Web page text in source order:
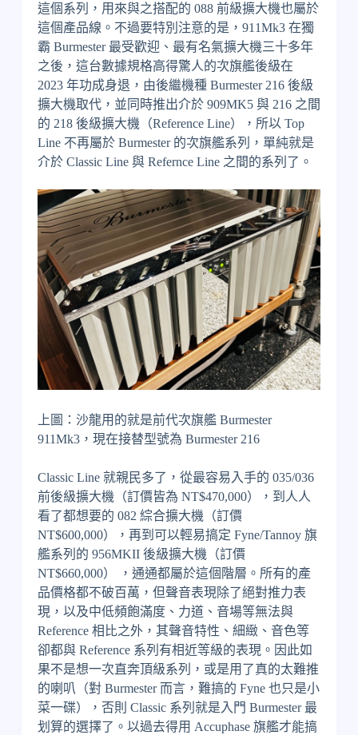
這個系列，用來與之搭配的 088 前級擴大機也屬於
這個產品線。不過要特別注意的是，911Mk3 在獨
霸 Burmester 最受歡迎、最有名氣擴大機三十多年
之後，這台數據規格高得驚人的次旗艦後級在
2023 年功成身退，由後繼機種 Burmester 216 後級
擴大機取代，並同時推出介於 909MK5 與 216 之間
的 218 後級擴大機（Reference Line），所以 Top
Line 不再屬於 Burmester 的次旗艦系列，單純就是
介於 Classic Line 與 Refernce Line 之間的系列了。
上圖：沙龍用的就是前代次旗艦 Burmester
911Mk3，現在接替型號為 Burmester 216
Classic Line 就親民多了，從最容易入手的 035/036
前後級擴大機（訂價皆為 NT$470,000），到人人
看了都想要的 082 綜合擴大機（訂價
NT$600,000），再到可以輕易搞定 Fyne/Tannoy 旗
艦系列的 956MKII 後級擴大機（訂價
NT$660,000） ，通通都屬於這個階層。所有的產
品價格都不破百萬，但聲音表現除了絕對推力表
現，以及中低頻飽滿度、力道、音場等無法與
Reference 相比之外，其聲音特性、細緻、音色等
卻都與 Reference 系列有相近等級的表現。因此如
果不是想一次直奔頂級系列，或是用了真的太難推
的喇叭（對 Burmester 而言，難搞的 Fyne 也只是小
菜一碟），否則 Classic 系列就是入門 Burmester 最
划算的選擇了。以過去得用 Accuphase 旗艦才能搞